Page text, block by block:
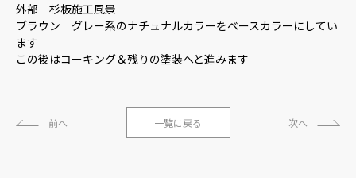
外部 杉板施工風景
ブラウン グレー系のナチュナルカラーをベースカラーにしてい
ます
この後はコーキング＆残りの塗装へと進みます
前へ 一覧に戻る 次へ